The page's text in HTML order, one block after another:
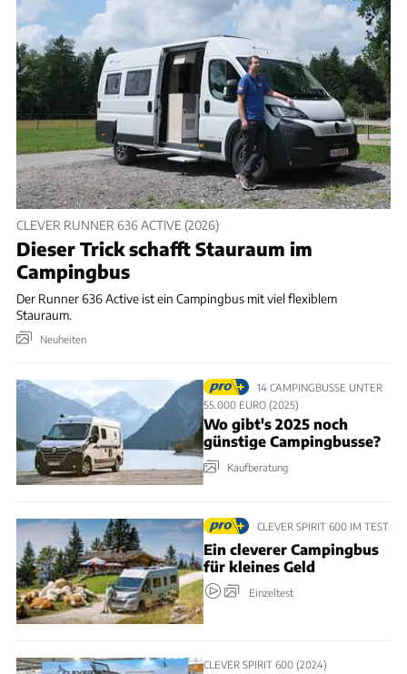
CLEVER RUNNER 636 ACTIVE (2026)
Dieser Trick schafft Stauraum im
Campingbus
Der Runner 636 Active ist ein Campingbus mit viel flexiblem
Stauraum.
Neuheiten
14 CAMPINGBUSSE UNTER
55.000 EURO (2025)
Wo gibt's 2025 noch
günstige Campingbusse?
Kaufberatung
CLEVER SPIRIT 600 IM TEST
Ein cleverer Campingbus
für kleines Geld
Einzeltest
CLEVER SPIRIT 600 (2024)